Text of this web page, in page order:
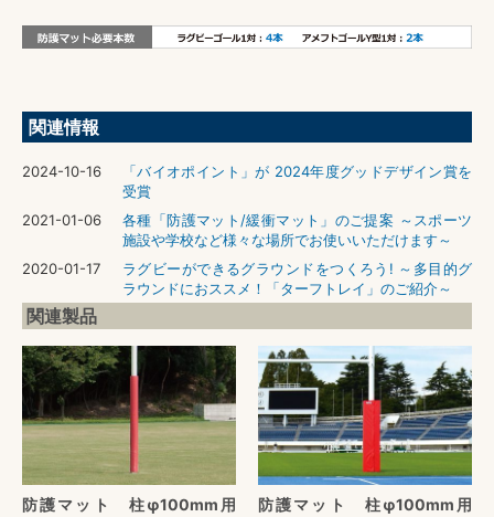
関連情報
2024-10-16
「バイオポイント」が 2024年度グッドデザイン賞を
受賞
2021-01-06
各種「防護マット/緩衝マット」のご提案 ～スポーツ
施設や学校など様々な場所でお使いいただけます～
2020-01-17
ラグビーができるグラウンドをつくろう! ～多目的グ
ラウンドにおススメ！「ターフトレイ」のご紹介～
関連製品
防護マット 柱φ100mm用
防護マット 柱φ100mm用